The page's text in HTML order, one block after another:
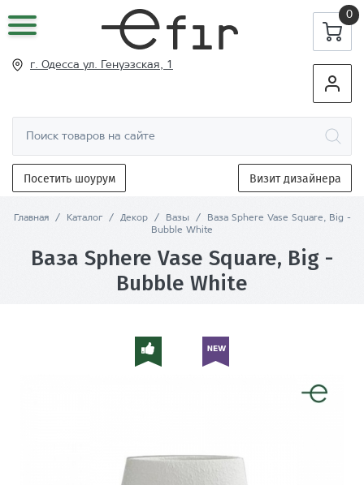
0
г. Одесса ул. Генуэзская, 1
Посетить шоурум Визит дизайнера
Главная / Каталог / Декор / Вазы /
Ваза Sphere Vase Square, Big -
Bubble White
Ваза Sphere Vase Square, Big -
Bubble White